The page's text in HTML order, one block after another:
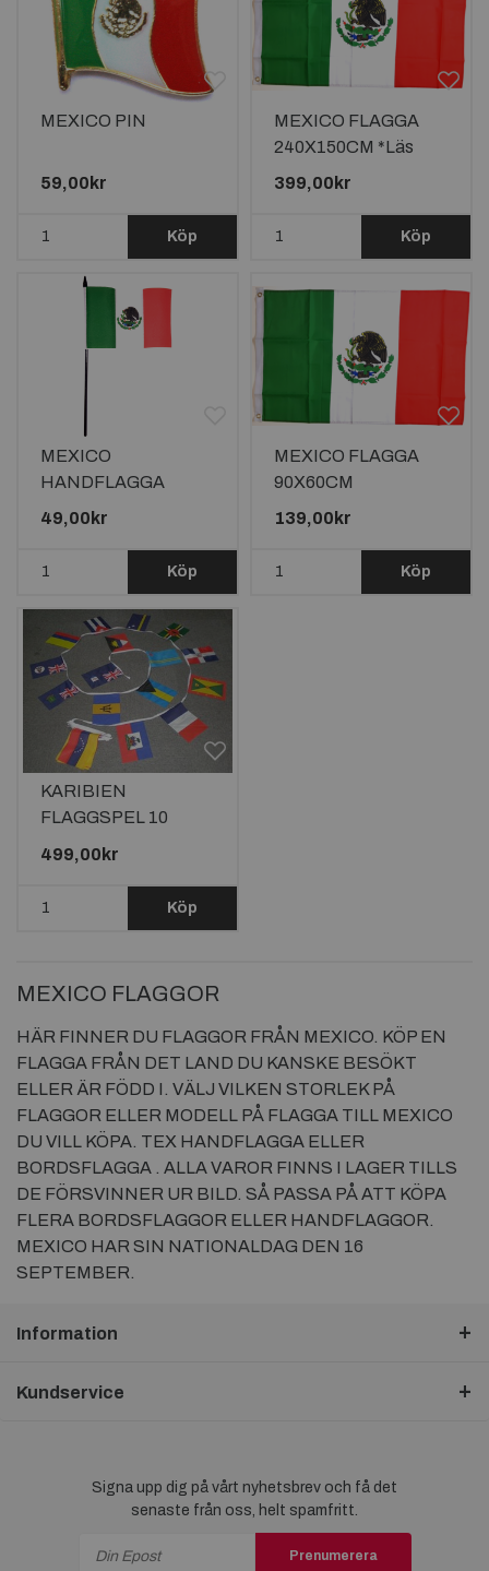
MEXICO PIN
59,00kr
Köp
MEXICO FLAGGA
240X150CM *Läs
beskrivningen*
399,00kr
Köp
MEXICO
HANDFLAGGA
23X15CM
49,00kr
Köp
MEXICO FLAGGA
90X60CM
139,00kr
Köp
KARIBIEN
FLAGGSPEL 10
METER LÅNGT MED
32 KARIBISKA
499,00kr
Köp
MEXICO FLAGGOR
HÄR FINNER DU FLAGGOR FRÅN MEXICO. KÖP EN
FLAGGA FRÅN DET LAND DU KANSKE BESÖKT
ELLER ÄR FÖDD I. VÄLJ VILKEN STORLEK PÅ
FLAGGOR ELLER MODELL PÅ FLAGGA TILL MEXICO
DU VILL KÖPA. TEX HANDFLAGGA ELLER
BORDSFLAGGA . ALLA VAROR FINNS I LAGER TILLS
DE FÖRSVINNER UR BILD. SÅ PASSA PÅ ATT KÖPA
FLERA BORDSFLAGGOR ELLER HANDFLAGGOR.
MEXICO HAR SIN NATIONALDAG DEN 16
SEPTEMBER.
Information
Kundservice
Signa upp dig på vårt nyhetsbrev och få det
senaste från oss, helt spamfritt.
Prenumerera